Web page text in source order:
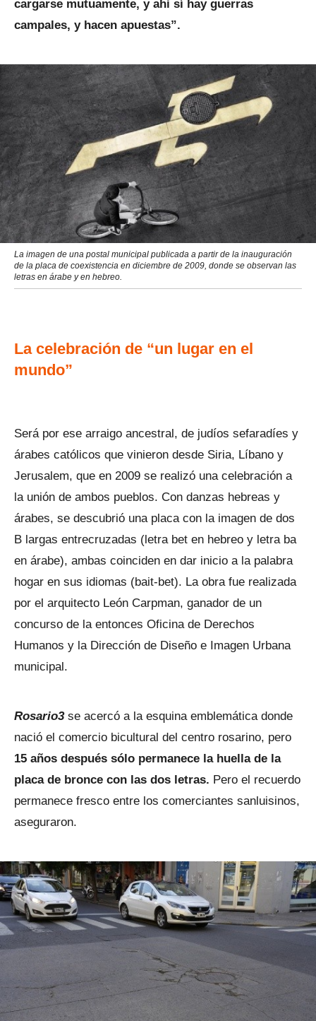
cargarse mutuamente, y ahi sí hay guerras
campales, y hacen apuestas”.
La imagen de una postal municipal publicada a partir de la inauguración
de la placa de coexistencia en diciembre de 2009, donde se observan las
letras en árabe y en hebreo.
La celebración de “un lugar en el
mundo”
Será por ese arraigo ancestral, de judíos sefaradíes y
árabes católicos que vinieron desde Siria, Líbano y
Jerusalem, que en 2009 se realizó una celebración a
la unión de ambos pueblos. Con danzas hebreas y
árabes, se descubrió una placa con la imagen de dos
B largas entrecruzadas (letra bet en hebreo y letra ba
en árabe), ambas coinciden en dar inicio a la palabra
hogar en sus idiomas (bait-bet). La obra fue realizada
por el arquitecto León Carpman, ganador de un
concurso de la entonces Oficina de Derechos
Humanos y la Dirección de Diseño e Imagen Urbana
municipal.
Rosario3 se acercó a la esquina emblemática donde
nació el comercio bicultural del centro rosarino, pero
15 años después sólo permanece la huella de la
placa de bronce con las dos letras. Pero el recuerdo
permanece fresco entre los comerciantes sanluisinos,
aseguraron.